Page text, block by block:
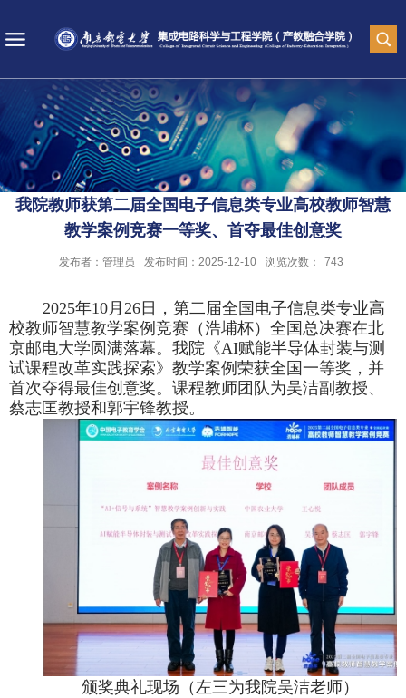
我院教师获第二届全国电子信息类专业高校教师智慧
教学案例竞赛一等奖、首夺最佳创意奖
发布者：管理员 发布时间：2025-12-10 浏览次数： 743
2025年10月26 日，第二届全国电子信息类专业高
校教师智慧教学案例竞赛（浩埔杯）全国总决赛在北
京邮电大学圆满落幕。我院《AI赋能半导体封装与测
试课程改革实践探索》教学案例荣获全国一等奖，并
首次夺得最佳创意奖。课程教师团队为吴洁副教授、
蔡志匡教授和郭宇锋教授。
颁奖典礼现场（左三为我院吴洁老师）